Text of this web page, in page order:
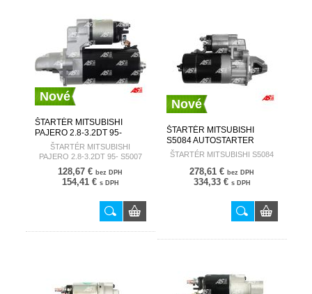
Nové
ŠTARTÉR MITSUBISHI
PAJERO 2.8-3.2DT 95-
S5007 AUTOSTARTER
ŠTARTÉR MITSUBISHI
PAJERO 2.8-3.2DT 95- S5007
128,67 € bez DPH
154,41 € s DPH
Nové
ŠTARTÉR MITSUBISHI
S5084 AUTOSTARTER
ŠTARTÉR MITSUBISHI S5084
278,61 € bez DPH
334,33 € s DPH